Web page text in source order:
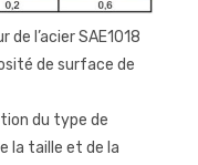
l’acier SAE1018
de surface de
du type de
la taille et de la